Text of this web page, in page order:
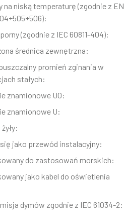
na niską temperaturę (zgodnie z EN
(zgodnie z IEC 60811-404):
średnica zewnętrzna:
promień zginania w
stałych:
znamionowe U0:
znamionowe U:
jako przewód instalacyjny:
do zastosowań morskich:
jako kabel do oświetlenia
dymów zgodnie z IEC 61034-2: